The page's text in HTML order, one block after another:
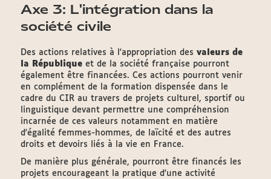
Axe 3: L'intégration dans la
société civile
Des actions relatives à l'appropriation des valeurs de
la République et de la société française pourront
également être financées. Ces actions pourront venir
en complément de la formation dispensée dans le
cadre du CIR au travers de projets culturel, sportif ou
linguistique devant permettre une compréhension
incarnée de ces valeurs notamment en matière
d'égalité femmes-hommes, de laïcité et des autres
droits et devoirs liés à la vie en France.
De manière plus générale, pourront être financés les
projets encourageant la pratique d'une activité